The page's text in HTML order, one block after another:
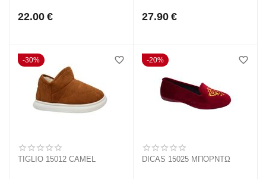
22.00 € 27.90 €
30%
TIGLIO 15012 CAMEL
20%
DICAS 15025 ΜΠΟΡΝΤΩ